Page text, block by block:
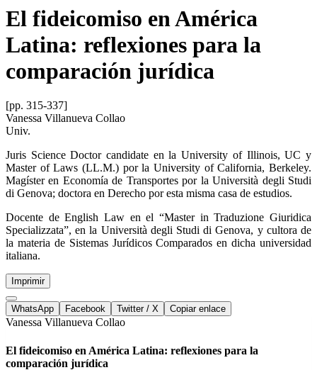
El fideicomiso en América
Latina: reflexiones para la
comparación jurídica
[pp. 315-337]
Vanessa Villanueva Collao
Univ.
Juris Science Doctor candidate en la University of Illinois, UC y
Master of Laws (LL.M.) por la University of California, Berkeley.
Magíster en Economía de Transportes por la Università degli Studi
di Genova; doctora en Derecho por esta misma casa de estudios.
Docente de English Law en el “Master in Traduzione Giuridica
Specializzata”, en la Università degli Studi di Genova, y cultora de
la materia de Sistemas Jurídicos Comparados en dicha universidad
italiana.
Imprimir
WhatsApp Facebook Twitter / X Copiar enlace
Vanessa Villanueva Collao
El fideicomiso en América Latina: reflexiones para la
comparación jurídica